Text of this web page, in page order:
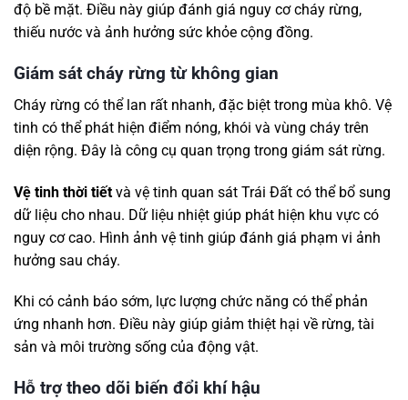
độ bề mặt. Điều này giúp đánh giá nguy cơ cháy rừng,
thiếu nước và ảnh hưởng sức khỏe cộng đồng.
Giám sát cháy rừng từ không gian
Cháy rừng có thể lan rất nhanh, đặc biệt trong mùa khô. Vệ
tinh có thể phát hiện điểm nóng, khói và vùng cháy trên
diện rộng. Đây là công cụ quan trọng trong giám sát rừng.
Vệ tinh thời tiết và vệ tinh quan sát Trái Đất có thể bổ sung
dữ liệu cho nhau. Dữ liệu nhiệt giúp phát hiện khu vực có
nguy cơ cao. Hình ảnh vệ tinh giúp đánh giá phạm vi ảnh
hưởng sau cháy.
Khi có cảnh báo sớm, lực lượng chức năng có thể phản
ứng nhanh hơn. Điều này giúp giảm thiệt hại về rừng, tài
sản và môi trường sống của động vật.
Hỗ trợ theo dõi biến đổi khí hậu